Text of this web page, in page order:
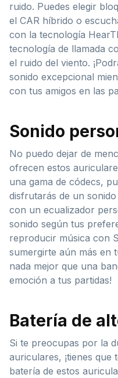
ruido. Puedes elegir
el CAR híbrido o
con la tecnología
tecnología de llamada
el ruido del viento.
sonido excepcional
con tus amigos en las
Sonido
No puedo dejar de
ofrecen estos
una gama de códecs,
disfrutarás de un
con un ecualizador
sonido según tus
reproducir música con
sumergirte aún más en
nada mejor que una
emoción a tus partidas!
Batería de
Si te preocupas por la
auriculares, ¡tienes que
batería de estos